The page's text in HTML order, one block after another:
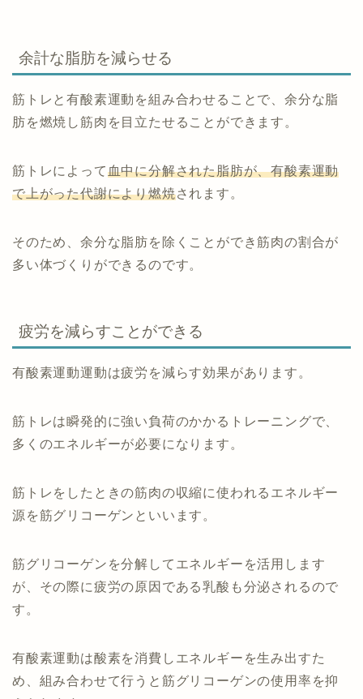
余計な脂肪を減らせる
筋トレと有酸素運動を組み合わせることで、余分な脂
肪を燃焼し筋肉を目立たせることができます。
筋トレによって血中に分解された脂肪が、有酸素運動
で上がった代謝により燃焼されます。
そのため、余分な脂肪を除くことができ筋肉の割合が
多い体づくりができるのです。
疲労を減らすことができる
有酸素運動運動は疲労を減らす効果があります。
筋トレは瞬発的に強い負荷のかかるトレーニングで、
多くのエネルギーが必要になります。
筋トレをしたときの筋肉の収縮に使われるエネルギー
源を筋グリコーゲンといいます。
筋グリコーゲンを分解してエネルギーを活用します
が、その際に疲労の原因である乳酸も分泌されるので
す。
有酸素運動は酸素を消費しエネルギーを生み出すた
め、組み合わせて行うと筋グリコーゲンの使用率を抑